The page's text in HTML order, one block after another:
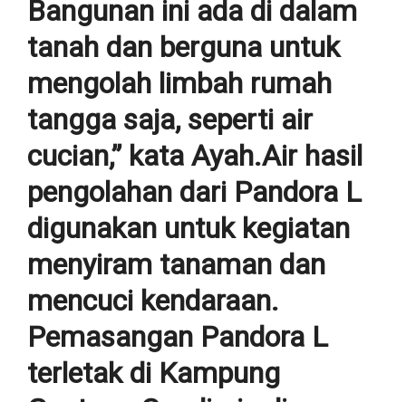
Bangunan ini ada di dalam
tanah dan berguna untuk
mengolah limbah rumah
tangga saja, seperti air
cucian,” kata Ayah.Air hasil
pengolahan dari Pandora L
digunakan untuk kegiatan
menyiram tanaman dan
mencuci kendaraan.
Pemasangan Pandora L
terletak di Kampung